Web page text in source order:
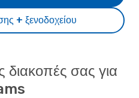
+ ξενοδοχείου
διακοπές σας για